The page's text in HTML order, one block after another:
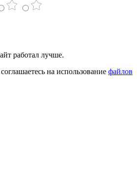
работал лучше.
на использование файлов